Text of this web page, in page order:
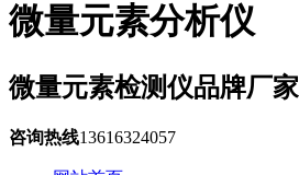
微量元素分析仪
微量元素检测仪品牌厂家
咨询热线13616324057